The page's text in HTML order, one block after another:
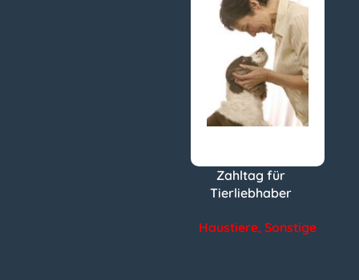
Zahltag für
Tierliebhaber
Haustiere,Sonstige